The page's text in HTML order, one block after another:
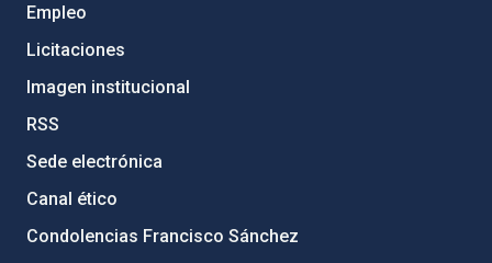
Empleo
Licitaciones
Imagen institucional
RSS
Sede electrónica
Canal ético
Condolencias Francisco Sánchez